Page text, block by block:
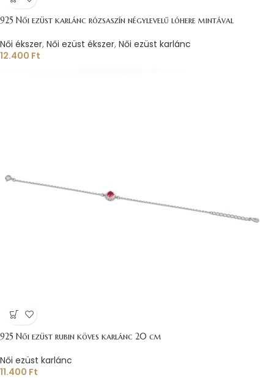
925 Női ezüst karlánc rózsaszín négylevelű lóhere mintával
Női ékszer, Női ezüst ékszer, Női ezüst karlánc
12.400 Ft
925 Női ezüst rubin köves karlánc 20 cm
Női ezüst karlánc
11.400 Ft